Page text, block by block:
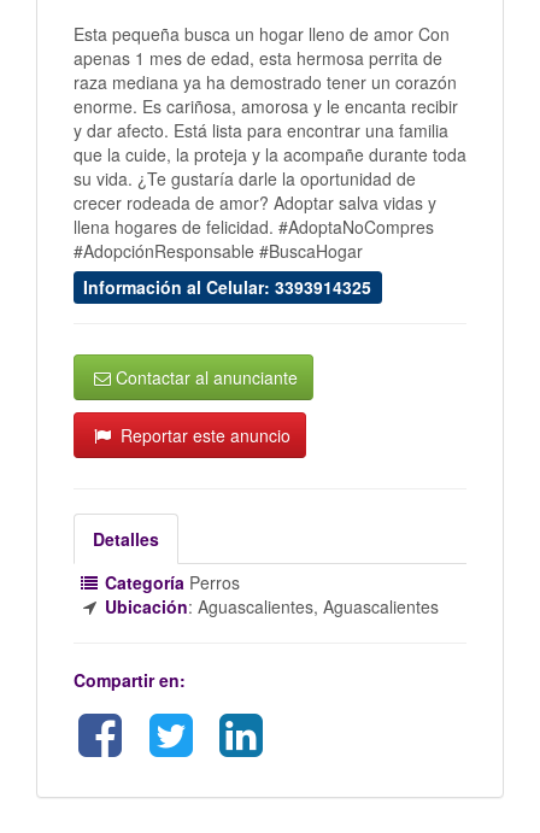
Esta pequeña busca un hogar lleno de amor Con
apenas 1 mes de edad, esta hermosa perrita de
raza mediana ya ha demostrado tener un corazón
enorme. Es cariñosa, amorosa y le encanta recibir
y dar afecto. Está lista para encontrar una familia
que la cuide, la proteja y la acompañe durante toda
su vida. ¿Te gustaría darle la oportunidad de
crecer rodeada de amor? Adoptar salva vidas y
llena hogares de felicidad. #AdoptaNoCompres
#AdopciónResponsable #BuscaHogar
Información al Celular: 3393914325
Contactar al anunciante
Reportar este anuncio
Detalles
Categoría Perros
Ubicación:Aguascalientes, Aguascalientes
Compartir en: